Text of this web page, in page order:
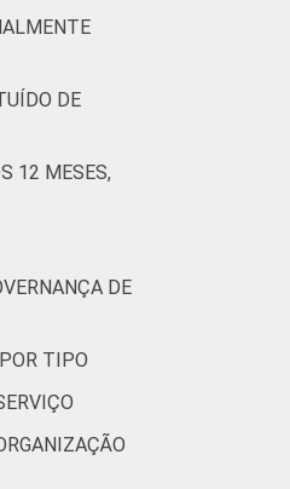
DE
12 MESES,
DE
TIPO